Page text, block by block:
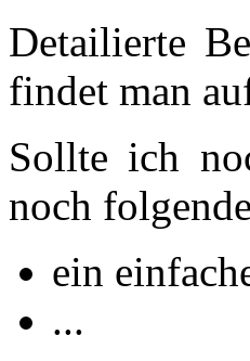
Detailierte
findet man
Sollte ich
noch
ein
...